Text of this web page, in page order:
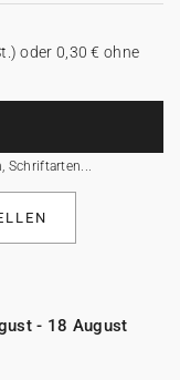
Schriftarten...
oder 0,30 € ohne
- 18 August